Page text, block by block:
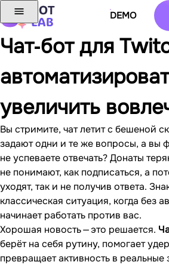
DEMO
Чат‐бот для
увеличить
Вы стримите, чат летит с бешеной
задают одни и те же вопросы, а вы
не успеваете отвечать? Донаты
не понимают, как подписаться, а
уходят, так и не получив ответа.
классическая ситуация, когда без
начинает работать против вас.
Хорошая новость — это решается.
берёт на себя рутину, помогает
превращает активность в реальные